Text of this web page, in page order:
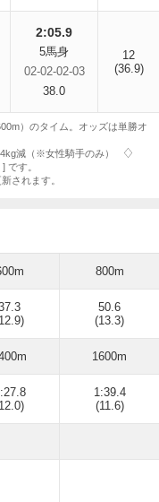
2:05.9
5馬身
02-02-02-03
38.0
12
(36.9)
）のタイム。オッズは単勝オ
減（※女性騎手のみ）
です。
されます。
800m
50.6
(13.3)
1600m
1:39.4
(11.6)